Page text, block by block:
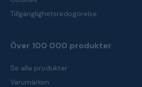
Tillgänglighetsredogörelse
Över 100 000 produkter
Se alla produkter
Varumärken